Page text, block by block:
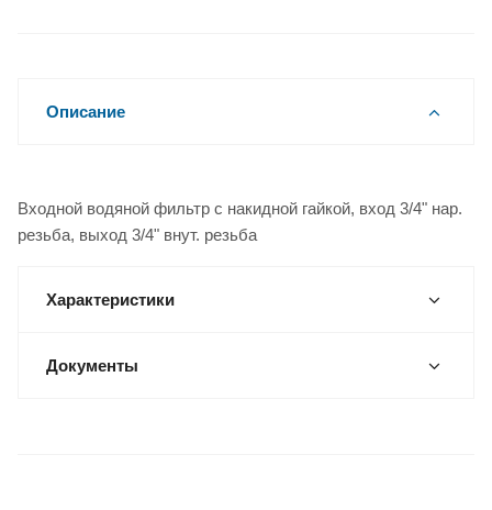
Описание
Входной водяной фильтр с накидной гайкой, вход 3/4" нар.
резьба, выход 3/4" внут. резьба
Характеристики
Документы